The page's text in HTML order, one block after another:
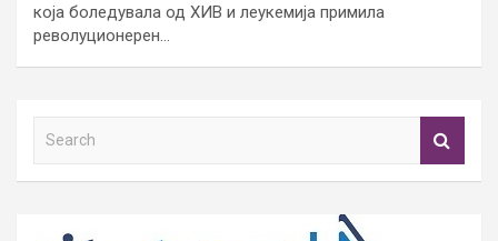
која боледувала од ХИВ и леукемија примила
револуционерен…